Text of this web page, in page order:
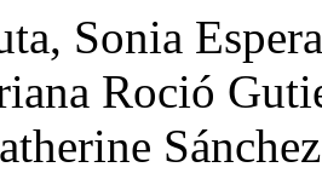
Sonia
Roció